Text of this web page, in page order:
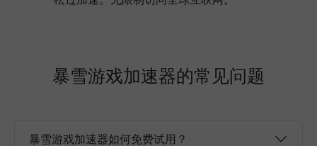
暴雪游戏加速器的常见问题
暴雪游戏加速器如何免费试用？